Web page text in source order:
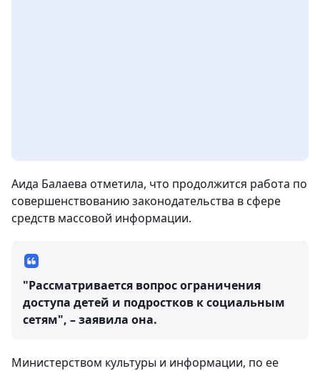
Аида Балаева отметила, что продолжится работа по
совершенствованию законодательства в сфере
средств массовой информации.
"Рассматривается вопрос ограничения
доступа детей и подростков к социальным
сетям", – заявила она.
Министерством культуры и информации, по ее